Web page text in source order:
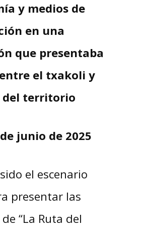
y medios de
en una
que presentaba
el txakoli y
del territorio
junio de 2025
el escenario
presentar las
“La Ruta del